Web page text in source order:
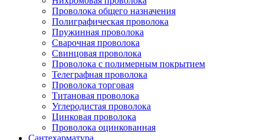
Проволока общего назначения
Полиграфическая проволока
Пружинная проволока
Сварочная проволока
Свинцовая проволока
Проволока с полимерным покрытием
Телеграфная проволока
Проволока торговая
Титановая проволока
Углеродистая проволока
Цинковая проволока
Проволока оцинкованная
Сантехарматура